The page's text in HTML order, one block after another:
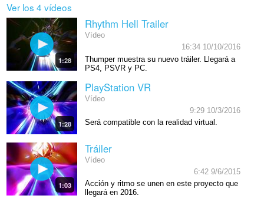
Ver los 4 vídeos
1:28
Rhythm Hell Trailer
Vídeo
16:34 10/10/2016
Thumper muestra su nuevo tráiler. Llegará a
PS4, PSVR y PC.
1:28
PlayStation VR
Vídeo
9:29 10/3/2016
Será compatible con la realidad virtual.
1:03
Tráiler
Vídeo
6:42 9/6/2015
Acción y ritmo se unen en este proyecto que
llegará en 2016.